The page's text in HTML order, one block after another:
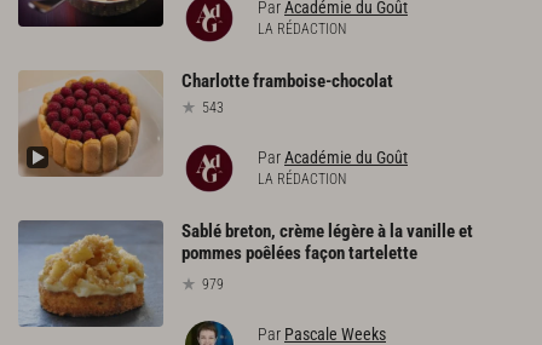
ParAcadémie du Goût
LA RÉDACTION
Charlotteframboise-chocolat
543
ParAcadémie du Goût
LA RÉDACTION
Sablé breton, crème légère à la vanille et
pommes poêlées façon tartelette
979
Par Pascale Weeks